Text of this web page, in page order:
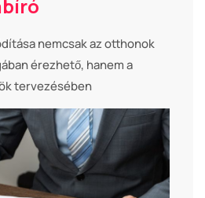
nemcsak az otthonok
érezhető, hanem a
tervezésében